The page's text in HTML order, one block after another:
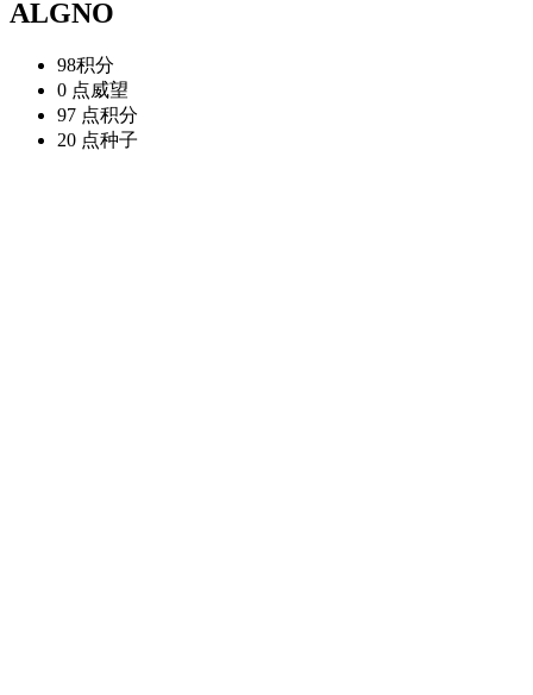
ALGNO
98积分
0 点威望
97 点积分
20 点种子